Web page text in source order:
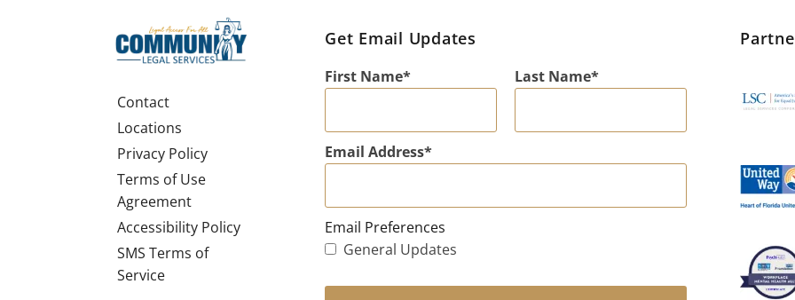
Contact
Locations
Privacy Policy
Terms of Use
Agreement
Accessibility Policy
SMS Terms of
Service
Get Email Updates
First Name Last Name
Email Address
Email Preferences
General Updates